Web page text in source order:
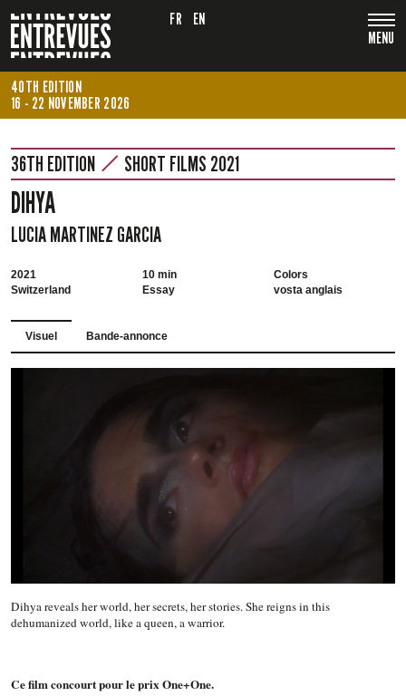
MENU
FR EN
40TH EDITION
16 - 22 NOVEMBER 2026
36TH EDITION SHORT FILMS 2021
DIHYA
LUCIA MARTINEZ GARCIA
2021
Switzerland
10 min
Essay
Colors
vosta anglais
Visuel Bande-annonce
Dihya reveals her world, her secrets, her stories. She reigns in this
dehumanized world, like a queen, a warrior.
Ce film concourt pour le prix One+One.